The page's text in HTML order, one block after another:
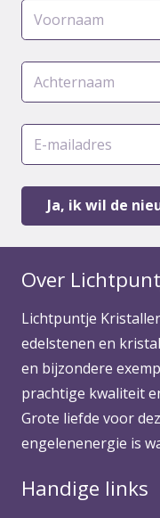
Over
Lichtpuntje
edelstenen en
en bijzondere
prachtige kwaliteit
Grote liefde voor
engelenenergie is
Handige links